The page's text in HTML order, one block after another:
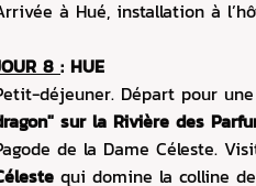
à Hué, installation à
8 : HUE
déjeuner. Départ pour une
sur la Rivière des
de la Dame Céleste.
qui domine la colline